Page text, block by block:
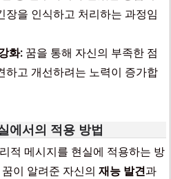
장을 인식하고 처리하는 과정임
화: 꿈을 통해 자신의 부족한 점
하고 개선하려는 노력이 증가합
에서의 적용 방법
적 메시지를 현실에 적용하는 방
이 알려준 자신의 재능 발견과